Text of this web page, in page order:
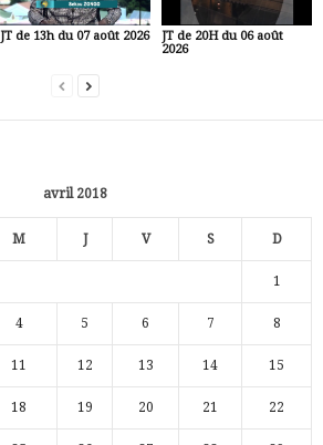
JT de 13h du 07 août 2026
JT de 20H du 06 août
2026
avril 2018
M J V S D
1
4 5 6 7 8
11 12 13 14 15
18 19 20 21 22